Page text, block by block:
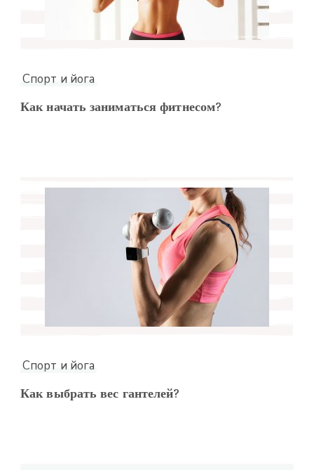
Спорт и йога
Как начать заниматься фитнесом?
Спорт и йога
Как выбрать вес гантелей?